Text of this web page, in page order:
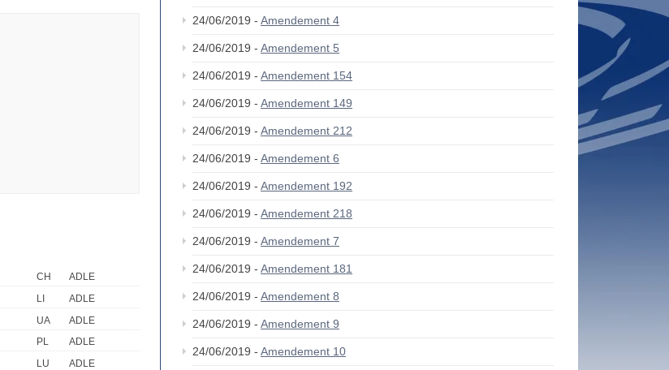
CH
ADLE
LI
ADLE
UA
ADLE
PL
ADLE
LU
ADLE
24/06/2019 - Amendement 4
24/06/2019 - Amendement 5
24/06/2019 - Amendement 154
24/06/2019 - Amendement 149
24/06/2019 - Amendement 212
24/06/2019 - Amendement 6
24/06/2019 - Amendement 192
24/06/2019 - Amendement 218
24/06/2019 - Amendement 7
24/06/2019 - Amendement 181
24/06/2019 - Amendement 8
24/06/2019 - Amendement 9
24/06/2019 - Amendement 10